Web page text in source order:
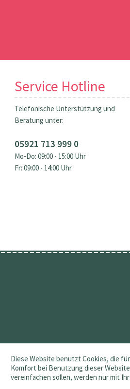
Service Hotline
Telefonische Unterstützung und
Beratung unter:
05921 713 999 0
Mo-Do: 09:00 - 15:00 Uhr
Fr: 09:00 - 14:00 Uhr
Diese Website benutzt Cookies, die
Komfort bei Benutzung dieser
vereinfachen sollen, werden nur mit